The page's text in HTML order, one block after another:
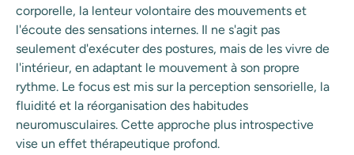
corporelle, la lenteur volontaire des mouvements et
l'écoute des sensations internes. Il ne s'agit pas
seulement d'exécuter des postures, mais de les vivre de
l'intérieur, en adaptant le mouvement à son propre
rythme. Le focus est mis sur la perception sensorielle, la
fluidité et la réorganisation des habitudes
neuromusculaires. Cette approche plus introspective
vise un effet thérapeutique profond.